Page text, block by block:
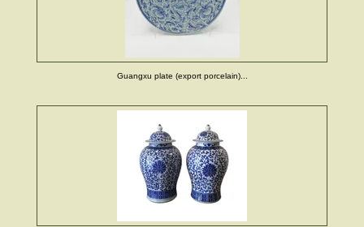
Guangxu plate (export porcelain)...